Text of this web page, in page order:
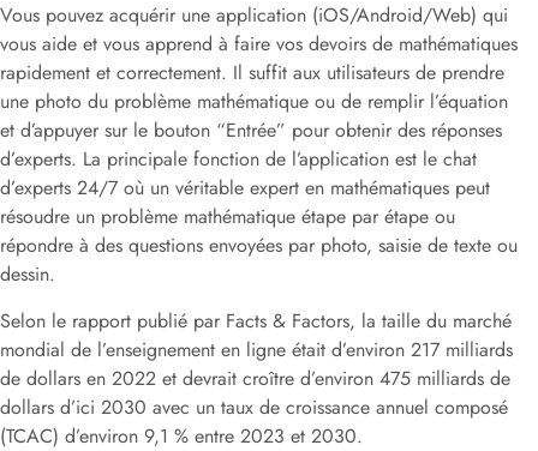
Vous pouvez acquérir une application (iOS/Android/Web) qui
vous aide et vous apprend à faire vos devoirs de mathématiques
rapidement et correctement. Il suffit aux utilisateurs de prendre
une photo du problème mathématique ou de remplir l’équation
et d’appuyer sur le bouton “Entrée” pour obtenir des réponses
d’experts. La principale fonction de l’application est le chat
d’experts 24/7 où un véritable expert en mathématiques peut
résoudre un problème mathématique étape par étape ou
répondre à des questions envoyées par photo, saisie de texte ou
dessin.
Selon le rapport publié par Facts & Factors, la taille du marché
mondial de l’enseignement en ligne était d’environ 217 milliards
de dollars en 2022 et devrait croître d’environ 475 milliards de
dollars d’ici 2030 avec un taux de croissance annuel composé
(TCAC) d’environ 9,1 % entre 2023 et 2030.